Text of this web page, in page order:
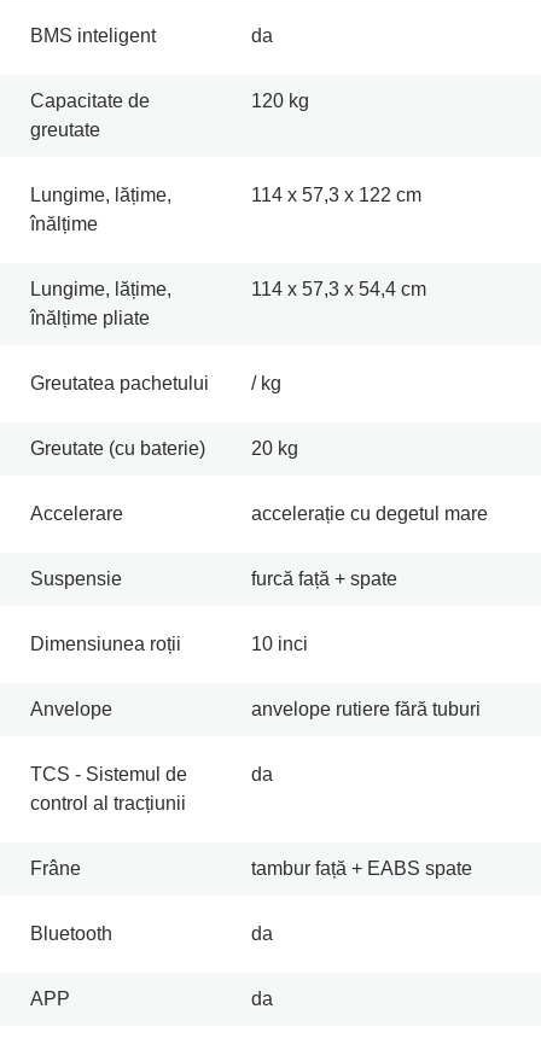
BMS inteligent da
Capacitate de
greutate
120 kg
Lungime, lățime,
înălțime
114 x 57,3 x 122 cm
Lungime, lățime,
înălțime pliate
114 x 57,3 x 54,4 cm
Greutatea pachetului / kg
Greutate (cu baterie) 20 kg
Accelerare accelerație cu degetul mare
Suspensie furcă față + spate
Dimensiunea roții 10 inci
Anvelope anvelope rutiere fără tuburi
TCS - Sistemul de
control al tracțiunii
da
Frâne tambur față + EABS spate
Bluetooth da
APP da